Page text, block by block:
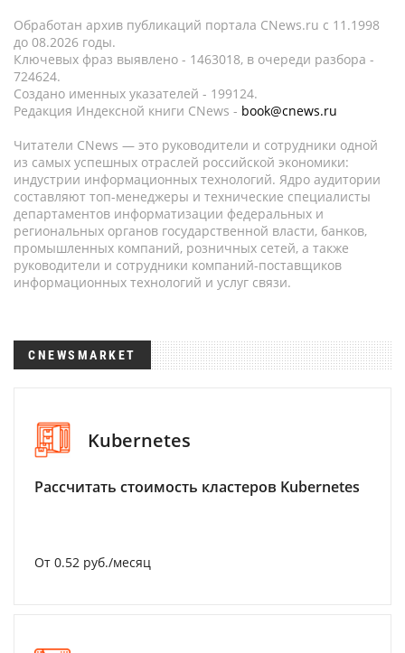
Обработан архив публикаций портала CNews.ru c 11.1998
до 08.2026 годы.
Ключевых фраз выявлено - 1463018, в очереди разбора -
724624.
Создано именных указателей - 199124.
Редакция Индексной книги CNews - book@cnews.ru
Читатели CNews — это руководители и сотрудники одной
из самых успешных отраслей российской экономики:
индустрии информационных технологий. Ядро аудитории
составляют топ-менеджеры и технические специалисты
департаментов информатизации федеральных и
региональных органов государственной власти, банков,
промышленных компаний, розничных сетей, а также
руководители и сотрудники компаний-поставщиков
информационных технологий и услуг связи.
CNEWSMARKET
Kubernetes
Рассчитать стоимость кластеров Kubernetes
От 0.52 руб./месяц